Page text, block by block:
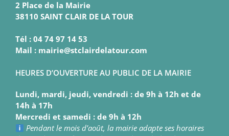
2 Place de la Mairie
38110 SAINT CLAIR DE LA TOUR
Tél : 04 74 97 14 53
Mail : mairie@stclairdelatour.com
HEURES D’OUVERTURE AU PUBLIC DE LA MAIRIE
Lundi, mardi, jeudi, vendredi : de 9h à 12h et de
14h à 17h
Mercredi et samedi : de 9h à 12h
Pendant le mois d’août, la mairie adapte ses horaires